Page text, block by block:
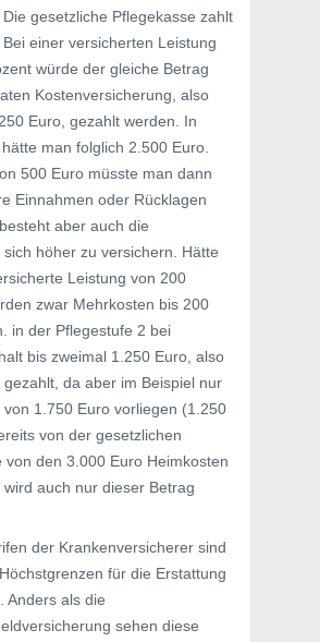
gesetzliche Pflegekasse zahlt
einer versicherten Leistung
würde der gleiche Betrag
Kostenversicherung, also
Euro, gezahlt werden. In
man folglich 2.500 Euro.
500 Euro müsste man dann
Einnahmen oder Rücklagen
aber auch die
sich höher zu versichern. Hätte
Leistung von 200
zwar Mehrkosten bis 200
in der Pflegestufe 2 bei
bis zweimal 1.250 Euro, also
gezahlt, da aber im Beispiel nur
von 1.750 Euro vorliegen (1.250
von der gesetzlichen
von den 3.000 Euro Heimkosten
auch nur dieser Betrag
der Krankenversicherer sind
für die Erstattung
Anders als die
sehen diese